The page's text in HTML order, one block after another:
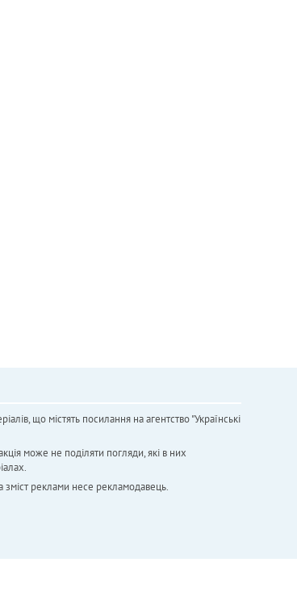
що містять посилання на агентство "Українськi
може не поділяти погляди, які в них
зміст реклами несе рекламодавець.